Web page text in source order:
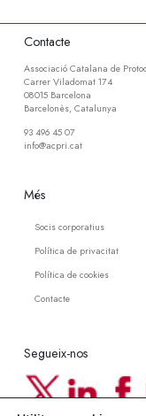
Contacte
Associació Catalana de
Carrer Viladomat 174
08015 Barcelona
Barcelonès, Catalunya
93 496 45 07
info@acpri.cat
Més
Socis corporatius
Política de privacitat
Política de cookies
Contacte
Segueix-nos